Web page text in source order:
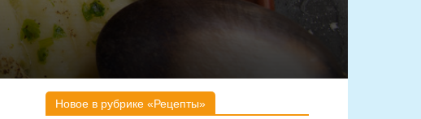
Новое в рубрике «Рецепты»